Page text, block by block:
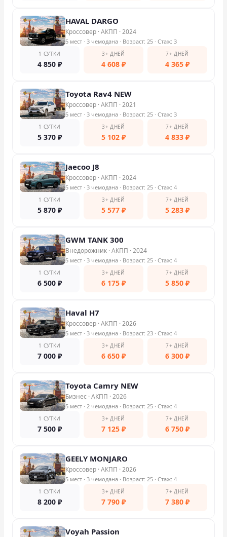
HAVAL DARGO
Кроссовер ·АКПП ·2024
5 мест · 3 чемодана · Возраст: 25 · Стаж: 3
1 СУТКИ
4 850 ₽
3+ ДНЕЙ
4 608 ₽
7+ ДНЕЙ
4 365 ₽
Toyota Rav4 NEW
Кроссовер ·АКПП ·2021
5 мест · 3 чемодана · Возраст: 25 · Стаж: 3
1 СУТКИ
5 370 ₽
3+ ДНЕЙ
5 102 ₽
7+ ДНЕЙ
4 833 ₽
Jaecoo J8
Кроссовер ·АКПП ·2024
5 мест · 3 чемодана · Возраст: 25 · Стаж: 4
1 СУТКИ
5 870 ₽
3+ ДНЕЙ
5 577 ₽
7+ ДНЕЙ
5 283 ₽
GWM TANK 300
Внедорожник ·АКПП ·2024
5 мест · 3 чемодана · Возраст: 25 · Стаж: 4
1 СУТКИ
6 500 ₽
3+ ДНЕЙ
6 175 ₽
7+ ДНЕЙ
5 850 ₽
Haval H7
Кроссовер ·АКПП ·2026
5 мест · 3 чемодана · Возраст: 23 · Стаж: 4
1 СУТКИ
7 000 ₽
3+ ДНЕЙ
6 650 ₽
7+ ДНЕЙ
6 300 ₽
Toyota Camry NEW
Бизнес ·АКПП ·2026
5 мест · 2 чемодана · Возраст: 25 · Стаж: 4
1 СУТКИ
7 500 ₽
3+ ДНЕЙ
7 125 ₽
7+ ДНЕЙ
6 750 ₽
GEELY MONJARO
Кроссовер ·АКПП ·2026
5 мест · 3 чемодана · Возраст: 25 · Стаж: 4
1 СУТКИ
8 200 ₽
3+ ДНЕЙ
7 790 ₽
7+ ДНЕЙ
7 380 ₽
Voyah Passion